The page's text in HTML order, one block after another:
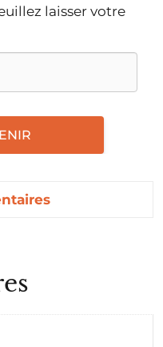
laisser votre